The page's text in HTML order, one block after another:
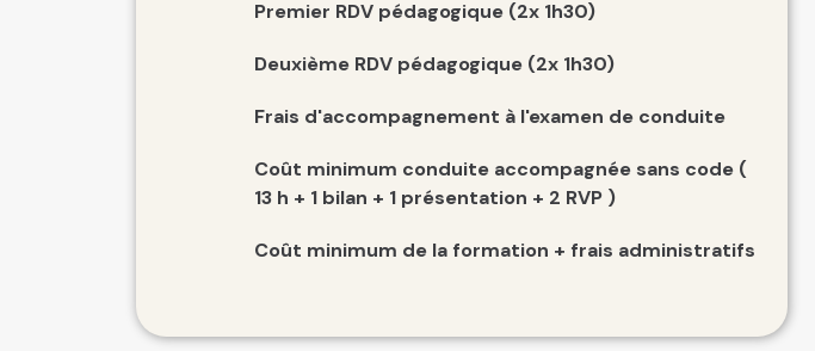
Premier RDV pédagogique (2x 1h30)
Deuxième RDV pédagogique (2x 1h30)
Frais d'accompagnement à l'examen de conduite
Coût minimum conduite accompagnée sans code (
13 h + 1 bilan + 1 présentation + 2 RVP )
Coût minimum de la formation + frais administratifs